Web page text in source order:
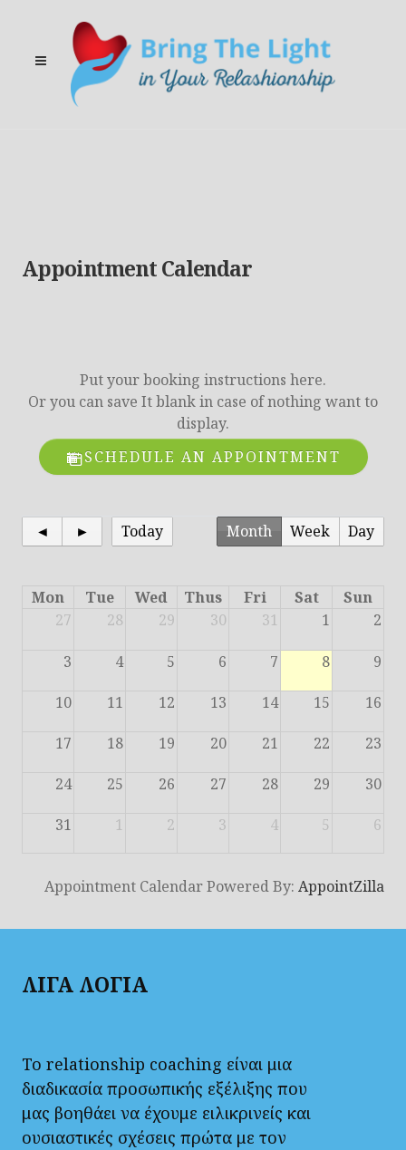
Appointment Calendar
Put your booking instructions here.
Or you can save It blank in case of nothing want to
display.
SCHEDULE AN APPOINTMENT
◄ ► Today Month Week Day
Mon Tue Wed Thus Fri Sat
Sun
27
28 29 30 31 1 2
3 4 5 6 7 8 9
10 11 12 13 14 15 16
17 18 19 20 21 22 23
24 25 26 27 28 29 30
31 1 2 3 4 5 6
Appointment Calendar Powered By: AppointZilla
ΛΙΓΑ ΛΟΓΙΑ
Το relationship coaching είναι μια
διαδικασία προσωπικής εξέλιξης που
μας βοηθάει να έχουμε ειλικρινείς και
ουσιαστικές σχέσεις πρώτα με τον